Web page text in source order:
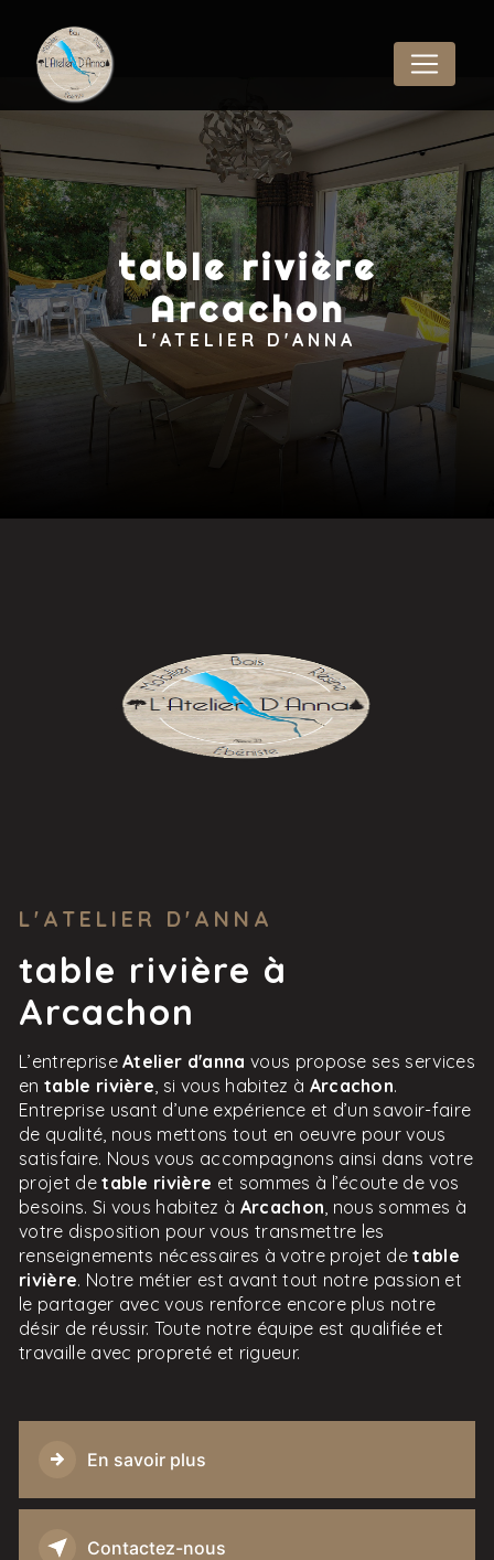
table rivière
Arcachon
L'ATELIER D'ANNA
L'ATELIER D'ANNA
table rivière à
Arcachon
L’entrepriseAtelier d'anna vous propose ses services
en table rivière, si vous habitez à Arcachon.
Entreprise usant d’une expérience et d’un savoir-faire
de qualité, nous mettons tout en oeuvre pour vous
satisfaire. Nous vous accompagnons ainsi dans votre
projet detable rivière et sommes à l’écoute de vos
besoins. Si vous habitez à Arcachon, nous sommes à
votre disposition pour vous transmettre les
renseignements nécessaires à votre projet detable
rivière. Notre métier est avant tout notre passion et
le partager avec vous renforce encore plus notre
désir de réussir. Toute notre équipe est qualifiée et
travaille avec propreté et rigueur.
En savoir plus
Contactez-nous